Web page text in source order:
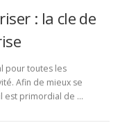
: la cle de
pour toutes les
Afin de mieux se
est primordial de …